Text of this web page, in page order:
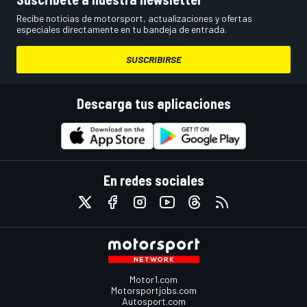
Recibe noticias de motorsport, actualizaciones y ofertas
especiales directamente en tu bandeja de entrada.
SUSCRIBIRSE
Descarga tus aplicaciones
En redes sociales
Motor1.com
Motorsportjobs.com
Autosport.com